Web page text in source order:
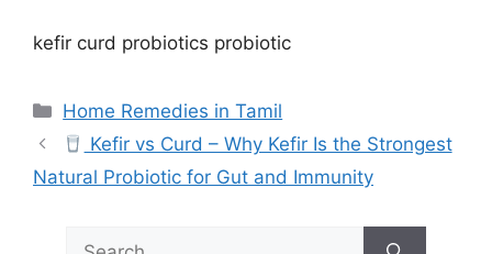
kefir curd probiotics probiotic
Categories
Home Remedies in Tamil
Kefir vs Curd – Why Kefir Is the Strongest
Natural Probiotic for Gut and Immunity
Search